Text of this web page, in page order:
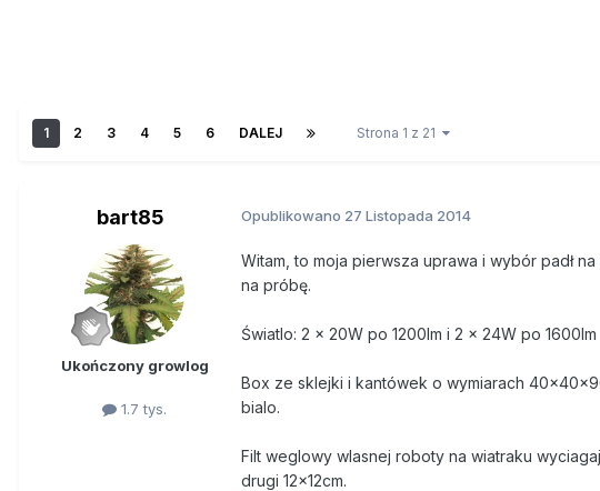
1 2 3 4 5 6 DALEJ Strona 1 z 21
bart85
Ukończony growlog
1.7 tys.
Opublikowano 27 Listopada 2014
Witam, to moja pierwsza uprawa i wybór padł
na próbę.
Światlo: 2 x 20W po 1200lm i 2 x 24W po 1600lm
Box ze sklejki i kantówek o wymiarach
bialo.
Filt weglowy wlasnej roboty na wiatraku
drugi 12x12cm.